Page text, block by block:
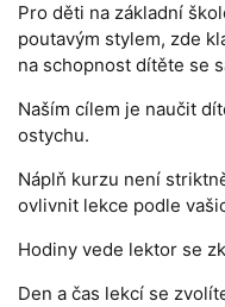
Pro děti na základní
poutavým stylem, zde
na schopnost dítěte se
Naším cílem je naučit
ostychu.
Náplň kurzu není
ovlivnit lekce podle
Hodiny vede lektor se
Den a čas lekcí se